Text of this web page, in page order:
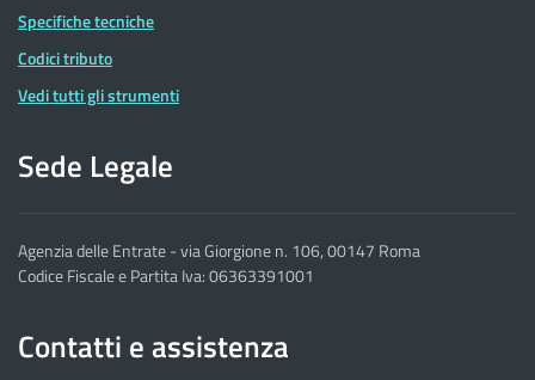
Specifiche tecniche
Codici tributo
Vedi tutti gli strumenti
Sede Legale
Agenzia delle Entrate - via Giorgione n. 106, 00147 Roma
Codice Fiscale e Partita Iva: 06363391001
Contatti e assistenza